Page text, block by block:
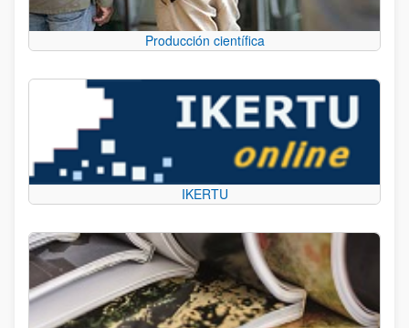
Producción científica
IKERTU